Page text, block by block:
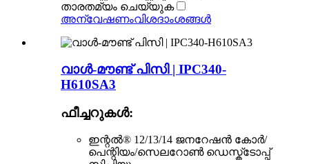
താരതമ്യം ചെയ്യുക
അന്വേഷണംവിശദാംശങ്ങൾ
വാൾ-മൗണ്ട് പിസി | IPC340-
H610SA3
ഫീച്ചറുകൾ:
ഇന്റൽ® 12/13/14 ജനറേഷൻ കോർ/
പെന്റിയം/സെലറോൺ ഡെസ്ക്ടോപ്പ്